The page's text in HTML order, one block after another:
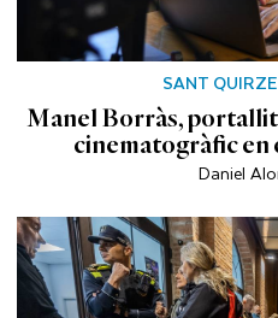
SANT
Manel Borràs,
cinematogràfic en
Daniel